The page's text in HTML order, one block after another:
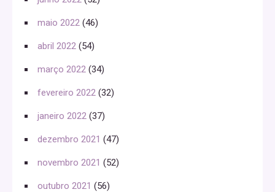
maio 2022 (46)
abril 2022 (54)
março 2022 (34)
fevereiro 2022 (32)
janeiro 2022 (37)
dezembro 2021 (47)
novembro 2021 (52)
outubro 2021 (56)